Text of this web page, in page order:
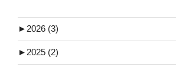
► 2026 (3)
► 2025 (2)